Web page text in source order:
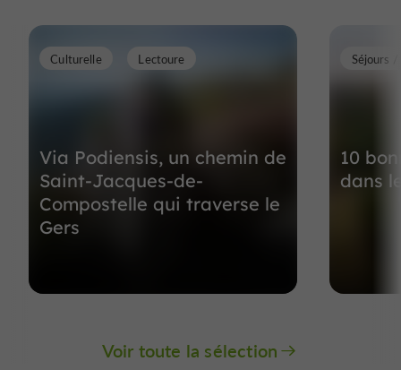
Via Podiensis, un chemin de
Saint-Jacques-de-
Compostelle qui traverse le
Gers
Culturelle Lectoure
10
dans
Séjours /
Voir toute la sélection